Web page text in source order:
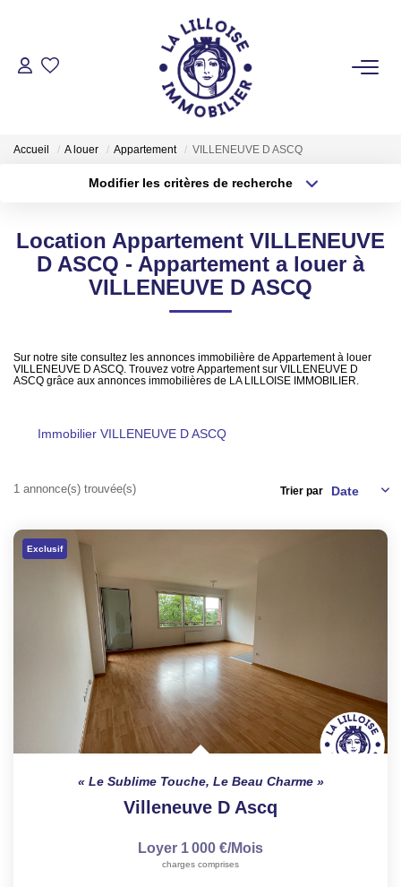
ACHETER
Tous Nos Biens
LOUER
VENDRE
GESTION LOCATIVE
Accueil A louer Appartement VILLENEUVE D ASCQ
Modifier les critères de recherche
Sélectionnez...
Type de bien
Surface min
Plus de critères
Location Appartement VILLENEUVE
D ASCQ - Appartement a louer à
VILLENEUVE D ASCQ
Sur notre site consultez les annonces immobilière de Appartement à louer
VILLENEUVE D ASCQ. Trouvez votre Appartement sur VILLENEUVE D
ASCQ grâce aux annonces immobilières de LA LILLOISE IMMOBILIER.
Immobilier VILLENEUVE D ASCQ
1 annonce(s) trouvée(s) Trier par
Exclusif
Le Sublime Touche, Le Beau Charme
Villeneuve D Ascq
Loyer 1 000 €/mois
charges comprises